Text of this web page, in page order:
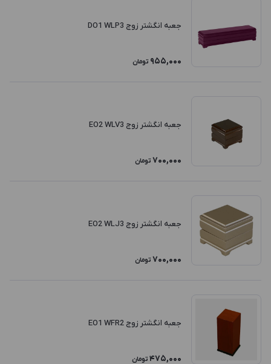
جعبه انگشتر زوج DO1 WLP3
955,000 تومان
جعبه انگشتر زوج EO2 WLV3
700,000 تومان
جعبه انگشتر زوج EO2 WLJ3
700,000 تومان
جعبه انگشتر زوج EO1 WFR2
475,000 تومان